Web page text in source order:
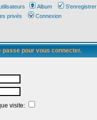
Album
S'enregistrer
privés Connexion
pour vous connecter.
visite: